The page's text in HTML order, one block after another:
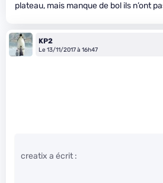
plateau, mais manque de bol ils n’ont
KP2
Le 13/11/2017 à 16h47
creatix a écrit :